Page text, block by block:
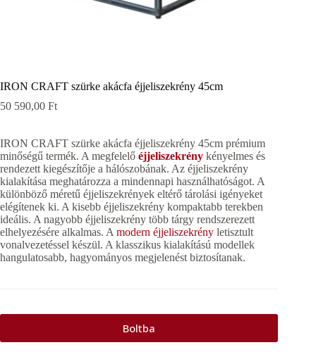
IRON CRAFT szürke akácfa éjjeliszekrény 45cm
50 590,00 Ft
IRON CRAFT szürke akácfa éjjeliszekrény 45cm prémium
minőségű termék. A megfelelő éjjeliszekrény kényelmes és
rendezett kiegészítője a hálószobának. Az éjjeliszekrény
kialakítása meghatározza a mindennapi használhatóságot. A
különböző méretű éjjeliszekrények eltérő tárolási igényeket
elégítenek ki. A kisebb éjjeliszekrény kompaktabb terekben
ideális. A nagyobb éjjeliszekrény több tárgy rendszerezett
elhelyezésére alkalmas. A modern éjjeliszekrény letisztult
vonalvezetéssel készül. A klasszikus kialakítású modellek
hangulatosabb, hagyományos megjelenést biztosítanak.
Boltba